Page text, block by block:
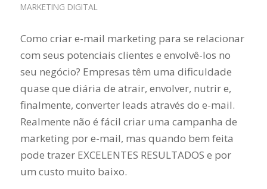
MARKETING DIGITAL
Como criar e-mail marketing para se relacionar
com seus potenciais clientes e envolvê-los no
seu negócio? Empresas têm uma dificuldade
quase que diária de atrair, envolver, nutrir e,
finalmente, converter leads através do e-mail.
Realmente não é fácil criar uma campanha de
marketing por e-mail, mas quando bem feita
pode trazer EXCELENTES RESULTADOS e por
um custo muito baixo.